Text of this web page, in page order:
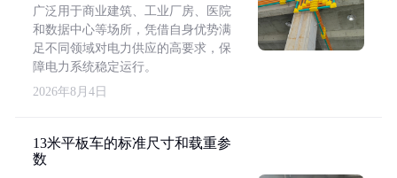
广泛用于商业建筑、工业厂房、医院
和数据中心等场所，凭借自身优势满
足不同领域对电力供应的高要求，保
障电力系统稳定运行。
2026年8月4日
13米平板车的标准尺寸和载重参
数